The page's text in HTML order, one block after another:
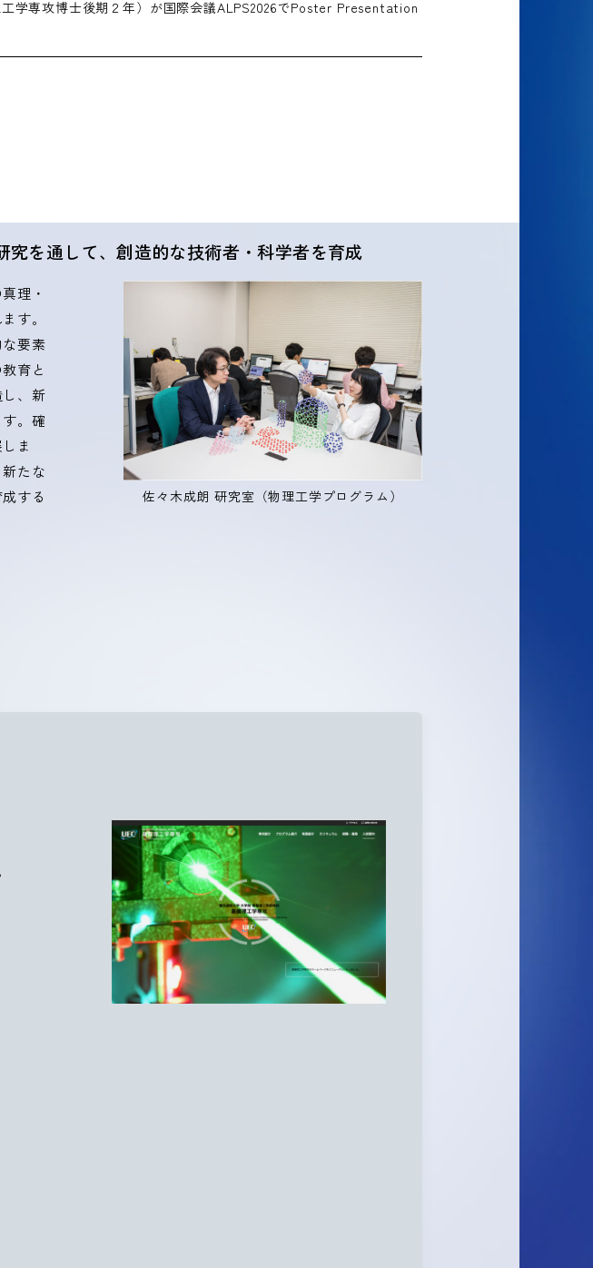
学専攻博士後期２年）が国際会議ALPS2026でPoster Presentation
を通して、創造的な技術者・科学者を育成
理・
す。
要素
育と
、新
。確
ま
たな
する
佐々木成朗 研究室（物理工学プログラム）